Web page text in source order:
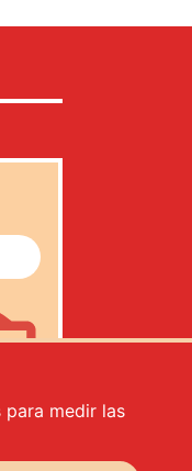
medir las